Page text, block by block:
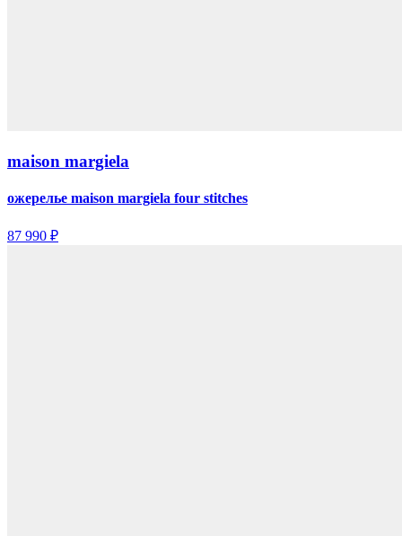
maison margiela
ожерелье maison margiela four stitches
87 990 ₽